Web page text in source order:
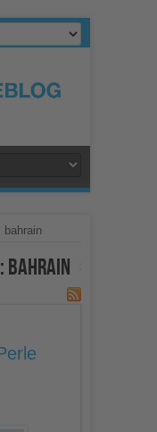
bahrain
bahrain